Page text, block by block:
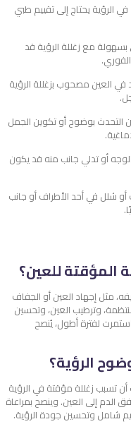
الرؤية يحتاج إلى تقييم طبي
مع زغللة الرؤية قد
في العين مصحوب بزغللة الرؤية
بوضوح أو تكوين الجمل
أو تدلي جانب منه قد يكون
شلل في أحد الأطراف أو جانب
المؤقتة للعين؟
مثل إجهاد العين أو الجفاف
وترطيب العين، وتحسين
لفترة أطول، يُنصح
الرؤية؟
أن تسبب زغللة مؤقتة في الرؤية
الدم إلى العين. وينصح بمراعاة
شامل وتحسين جودة الرؤية.